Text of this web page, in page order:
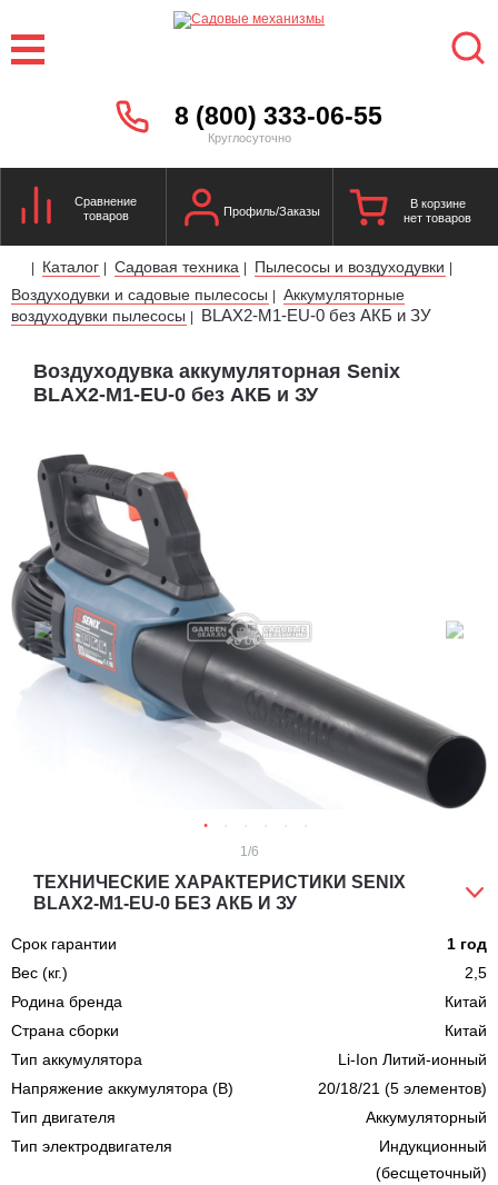
8 (800) 333-06-55
Круглосуточно
Сравнение
товаров
Профиль/Заказы
В корзине
нет товаров
| Каталог | Садовая техника | Пылесосы и воздуходувки |
Воздуходувки и садовые пылесосы | Аккумуляторные
воздуходувки пылесосы | BLAX2-M1-EU-0 без АКБ и ЗУ
Воздуходувка аккумуляторная Senix
BLAX2-M1-EU-0 без АКБ и ЗУ
1 /6
ТЕХНИЧЕСКИЕ ХАРАКТЕРИСТИКИ SENIX
BLAX2-M1-EU-0 БЕЗ АКБ И ЗУ
Срок гарантии
1 год
Вес (кг.)
2,5
Родина бренда
Китай
Страна сборки
Китай
Тип аккумулятора
Li-Ion Литий-ионный
Напряжение аккумулятора (В)
20/18/21 (5 элементов)
Тип двигателя
Аккумуляторный
Тип электродвигателя
Индукционный
(бесщеточный)